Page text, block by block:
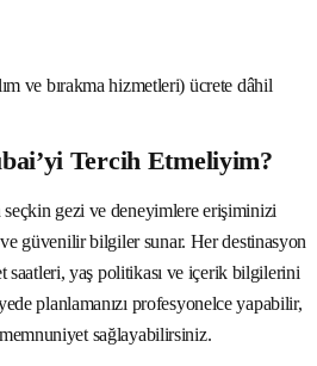
ve bırakma hizmetleri) ücrete dâhil
Tercih Etmeliyim?
gezi ve deneyimlere erişiminizi
güvenilir bilgiler sunar. Her destinasyon
saatleri, yaş politikası ve içerik bilgilerini
planlamanızı profesyonelce yapabilir,
sağlayabilirsiniz.